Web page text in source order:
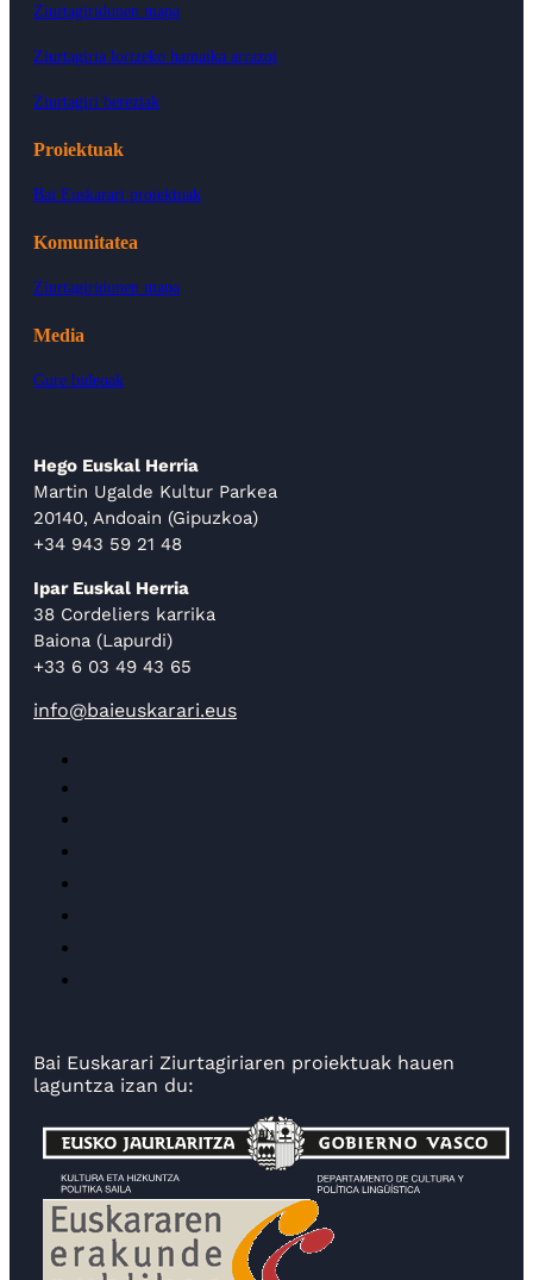
Ziurtagiridunen mapa
Ziurtagiria lortzeko hamaika arrazoi
Ziurtagiri bereziak
Proiektuak
Bai Euskarari proiektuak
Komunitatea
Ziurtagiridunen mapa
Media
Gure bideoak
Hego Euskal Herria
Martin Ugalde Kultur Parkea
20140, Andoain (Gipuzkoa)
+34 943 59 21 48
Ipar Euskal Herria
38 Cordeliers karrika
Baiona (Lapurdi)
+33 6 03 49 43 65
info@baieuskarari.eus
Bai Euskarari Ziurtagiriaren proiektuak hauen
laguntza izan du: